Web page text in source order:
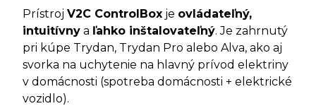
Prístroj V2C ControlBox je ovládateľný,
intuitívny a ľahko inštalovateľný. Je zahrnutý
pri kúpe Trydan, Trydan Pro alebo Alva, ako aj
svorka na uchytenie na hlavný prívod elektriny
v domácnosti (spotreba domácnosti + elektrické
vozidlo).